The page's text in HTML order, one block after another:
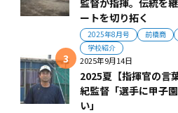
監督が指揮。伝統を
ートを切り拓く
2025年8月号 前橋商
学校紹介
2025年9月14日
2025夏【指揮官の言
紀監督「選手に甲子
い」